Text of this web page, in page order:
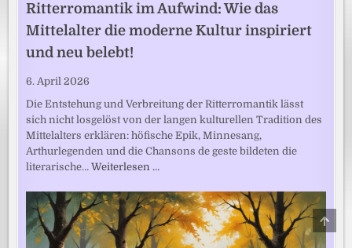
Ritterromantik im Aufwind: Wie das
Mittelalter die moderne Kultur inspiriert
und neu belebt!
6. April 2026
Die Entstehung und Verbreitung der Ritterromantik lässt
sich nicht losgelöst von der langen kulturellen Tradition des
Mittelalters erklären: höfische Epik, Minnesang,
Arthurlegenden und die Chansons de geste bildeten die
literarische…Weiterlesen …
TO